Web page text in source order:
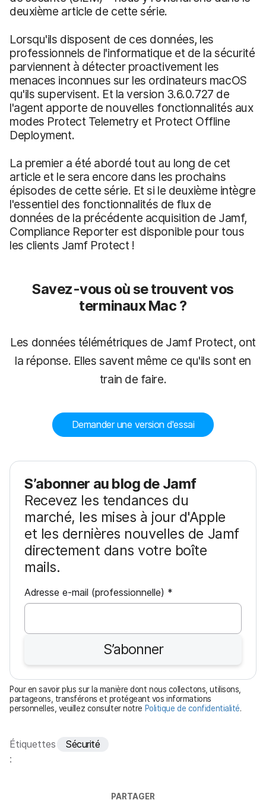
deuxième article de cette série.
Lorsqu'ils disposent de ces données, les
professionnels de l'informatique et de la sécurité
parviennent à détecter proactivement les
menaces inconnues sur les ordinateurs macOS
qu'ils supervisent. Et la version 3.6.0.727 de
l'agent apporte de nouvelles fonctionnalités aux
modes Protect Telemetry et Protect Offline
Deployment.
La premier a été abordé tout au long de cet
article et le sera encore dans les prochains
épisodes de cette série. Et si le deuxième intègre
l'essentiel des fonctionnalités de flux de
données de la précédente acquisition de Jamf,
Compliance Reporter est disponible pour tous
les clients Jamf Protect !
Savez-vous où se trouvent vos
terminaux Mac ?
Les données télémétriques de Jamf Protect, ont
la réponse. Elles savent même ce qu'ils sont en
train de faire.
Demander une version d'essai
S’abonner au blog de Jamf
Recevez les tendances du
marché, les mises à jour d'Apple
et les dernières nouvelles de Jamf
directement dans votre boîte
mails.
Adresse e-mail (professionnelle) *O
b
i
a
t
o
i
S’abonner
Pour en savoir plus sur la manière dont nous collectons, utilisons,
partageons, transférons et protégeant vos informations
personnelles, veuillez consulter notre Politique de confidentialité.
Étiquettes
:
Sécurité
PARTAGER